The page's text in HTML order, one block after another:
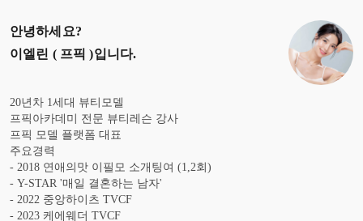
안녕하세요?
이엘린 ( 프픽 )입니다.
20년차 1세대 뷰티모델
프픽아카데미 전문 뷰티레슨 강사
프픽 모델 플랫폼 대표
주요경력
- 2018 연애의맛 이필모 소개팅여 (1,2회)
- Y-STAR '매일 결혼하는 남자'
- 2022 중앙하이츠 TVCF
- 2023 케에웨더 TVCF